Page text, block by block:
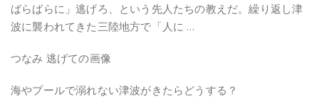
ばらばらに」逃げろ、という先人たちの教えだ。繰り返し津
波に襲われてきた三陸地方で「人に …
つなみ 逃げての画像
海やプールで溺れない津波がきたらどうする？